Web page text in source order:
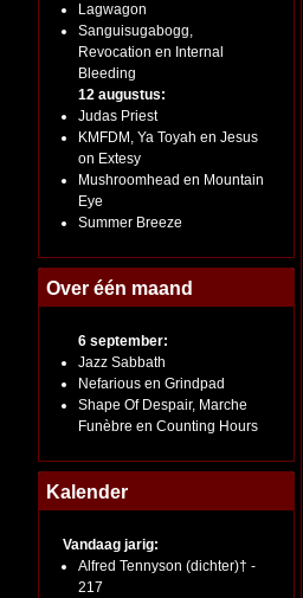
Lagwagon
Sanguisugabogg,
Revocation en Internal
Bleeding
12 augustus:
Judas Priest
KMFDM, Ya Toyah en Jesus
on Extesy
Mushroomhead en Mountain
Eye
Summer Breeze
Over één maand
6 september:
Jazz Sabbath
Nefarious en Grindpad
Shape Of Despair, Marche
Funèbre en Counting Hours
Kalender
Vandaag jarig:
Alfred Tennyson (dichter)† -
217